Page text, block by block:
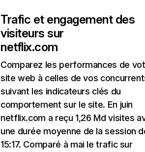
Trafic et engagement des
visiteurs sur
netflix.com
Comparez les performances de
site web à celles de vos
suivant les indicateurs clés du
comportement sur le site. En juin
netflix.com a reçu 1,26 Md visites
une durée moyenne de la session
15:17. Comparé à mai le trafic sur